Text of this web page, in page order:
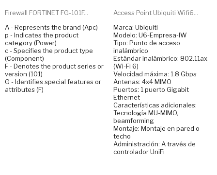
Firewall FORTINET FG-101F...
A - Represents the brand (Apc)
p - Indicates the product
category (Power)
c - Specifies the product type
(Component)
F - Denotes the product series or
version (101)
G - Identifies special features or
attributes (F)
Access Point Ubiquiti Wifi6...
Marca: Ubiquiti
Modelo: U6-Empresa-IW
Tipo: Punto de acceso
inalámbrico
Estándar inalámbrico: 802.11ax
(Wi-Fi 6)
Velocidad máxima: 1.8 Gbps
Antenas: 4x4 MIMO
Puertos: 1 puerto Gigabit
Ethernet
Características adicionales:
Tecnología MU-MIMO,
beamforming
Montaje: Montaje en pared o
techo
Administración: A través de
controlador UniFi